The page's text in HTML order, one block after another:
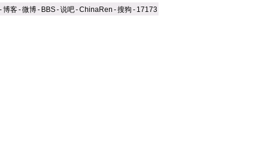
-博客-微博- BBS-说吧-ChinaRen -搜狗 - 17173